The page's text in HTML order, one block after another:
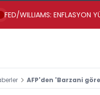
FED/WILLIAMS: ENFLASYON
AFP'den 'Barzani